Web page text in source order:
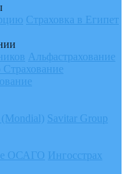
Страховка в Египет
Альфастрахование
Страхование
(Mondial) Savitar Group
ОСАГО Ингосстрах